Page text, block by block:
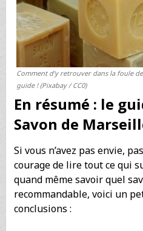
Comment d’y retrouver dans la foule
guide ! (Pixabay / CC0)
En résumé : le
Savon de
Si vous n’avez pas envie,
courage de lire tout ce qui
quand même savoir quel
recommandable, voici un
conclusions :